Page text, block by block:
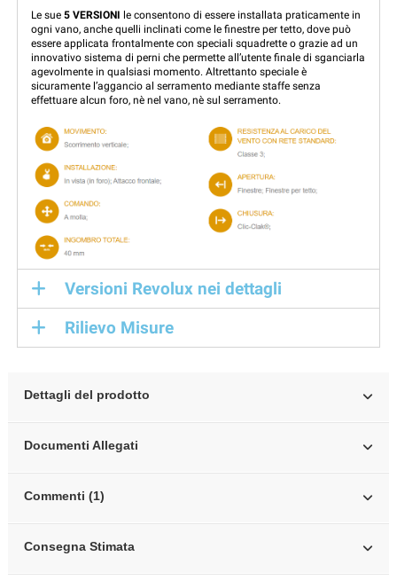
Le sue 5 VERSIONI le consentono di essere installata praticamente in
ogni vano, anche quelli inclinati come le finestre per tetto, dove può
essere applicata frontalmente con speciali squadrette o grazie ad un
innovativo sistema di perni che permette all’utente finale di sganciarla
agevolmente in qualsiasi momento. Altrettanto speciale è
sicuramente l’aggancio al serramento mediante staffe senza
effettuare alcun foro, nè nel vano, nè sul serramento.
Versioni Revolux nei dettagli
Rilievo Misure
Dettagli del prodotto
Documenti Allegati
Commenti (1)
Consegna Stimata